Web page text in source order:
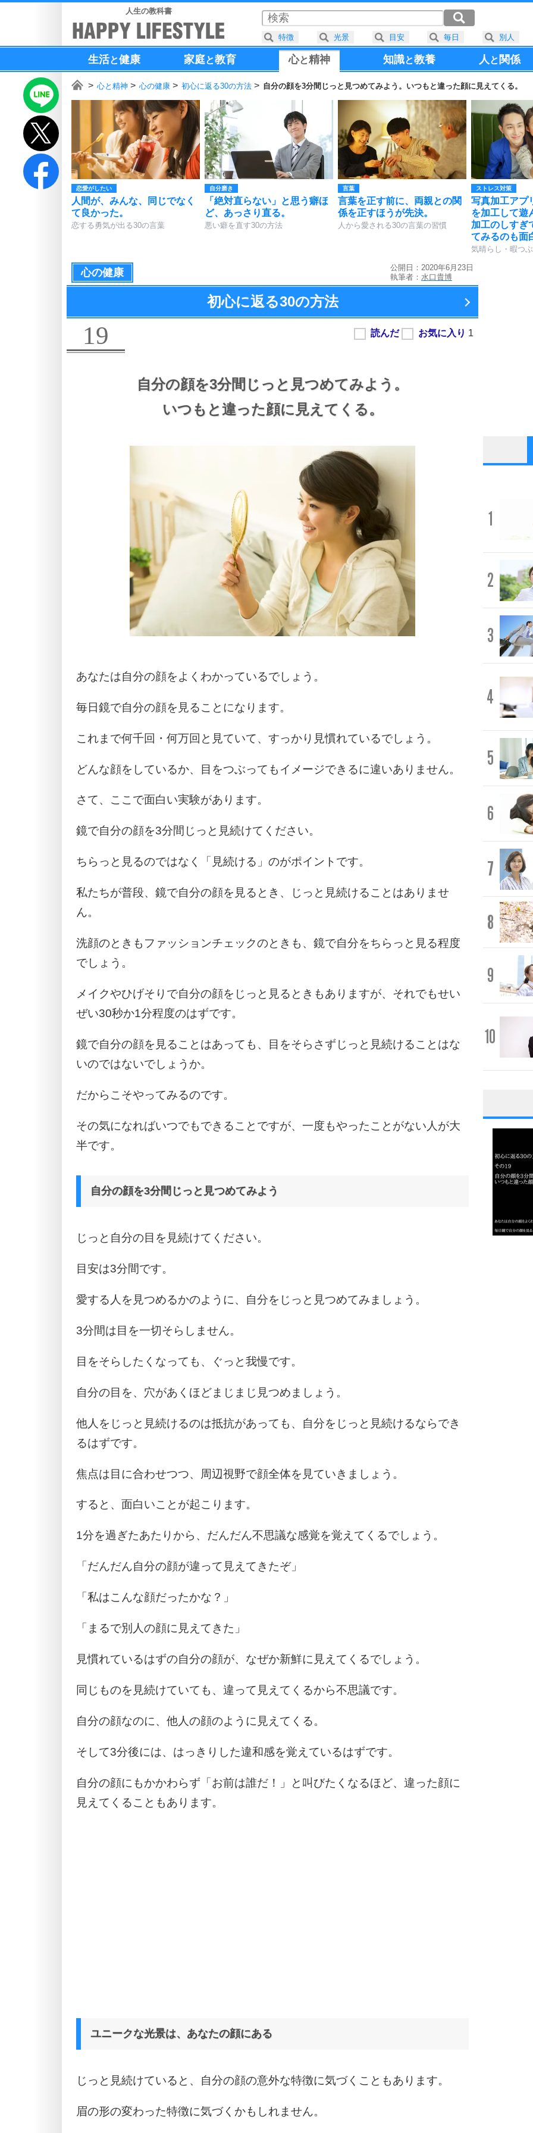
人生の教科書
生活と健康 家庭と教育 心と精神 知識と教養 人と 関係
心と精神 心の健康 初心に返る30の方法 自分の顔を3分間じっと見つめてみよう。いつもと違った顔に見えてくる。
恋愛がしたい
人間が、みんな、同じでなく
て良かった。
恋する勇気が出る30の言葉
自分磨き
「絶対直らない」と思う癖ほ
ど、あっさり直る。
悪い癖を直す30の方法
言葉
言葉を正す前に、両親との関
係を正すほうが先決。
人から愛される30の言葉の習慣
ストレス対策
写真加工アプ
を加工して遊
加工のしすぎ
てみるのも面
気晴らし・暇つ
心の健康
公開日：2020年6月23日
執筆者： 水口貴博
初心に返る30の方法
19
自分の顔を3分間じっと見つめてみよう。
いつもと違った顔に見えてくる。
あなたは自分の顔をよくわかっているでしょう。
毎日鏡で自分の顔を見ることになります。
これまで何千回・何万回と見ていて、すっかり見慣れているでしょう。
どんな顔をしているか、目をつぶってもイメージできるに違いありません。
さて、ここで面白い実験があります。
鏡で自分の顔を3分間じっと見続けてください。
ちらっと見るのではなく「見続ける」のがポイントです。
私たちが普段、鏡で自分の顔を見るとき、じっと見続けることはありませ
ん。
洗顔のときもファッションチェックのときも、鏡で自分をちらっと見る程度
でしょう。
メイクやひげそりで自分の顔をじっと見るときもありますが、それでもせい
ぜい30秒か1分程度のはずです。
鏡で自分の顔を見ることはあっても、目をそらさずじっと見続けることはな
いのではないでしょうか。
だからこそやってみるのです。
その気になればいつでもできることですが、一度もやったことがない人が大
半です。
自分の顔を3分間じっと見つめてみよう
じっと自分の目を見続けてください。
目安は3分間です。
愛する人を見つめるかのように、自分をじっと見つめてみましょう。
3分間は目を一切そらしません。
目をそらしたくなっても、ぐっと我慢です。
自分の目を、穴があくほどまじまじ見つめましょう。
他人をじっと見続けるのは抵抗があっても、自分をじっと見続けるならでき
るはずです。
焦点は目に合わせつつ、周辺視野で顔全体を見ていきましょう。
すると、面白いことが起こります。
1分を過ぎたあたりから、だんだん不思議な感覚を覚えてくるでしょう。
「だんだん自分の顔が違って見えてきたぞ」
「私はこんな顔だったかな？」
「まるで別人の顔に見えてきた」
見慣れているはずの自分の顔が、なぜか新鮮に見えてくるでしょう。
同じものを見続けていても、違って見えてくるから不思議です。
自分の顔なのに、他人の顔のように見えてくる。
そして3分後には、はっきりした違和感を覚えているはずです。
自分の顔にもかかわらず「お前は誰だ！」と叫びたくなるほど、違った顔に
見えてくることもあります。
ユニークな光景は、あなたの顔にある
じっと見続けていると、自分の顔の意外な特徴に気づくこともあります。
眉の形の変わった特徴に気づくかもしれません。
1
2
3
4
5
6
7
8
9
10
1
3
特徴 光景 目安 毎日 別人